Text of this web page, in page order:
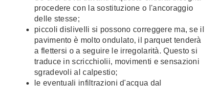
procedere con la sostituzione o l'ancoraggio
delle stesse;
piccoli dislivelli si possono correggere ma, se il
pavimento è molto ondulato, il parquet tenderà
a flettersi o a seguire le irregolarità. Questo si
traduce in scricchiolii, movimenti e sensazioni
sgradevoli al calpestio;
le eventuali infiltrazioni d'acqua dal